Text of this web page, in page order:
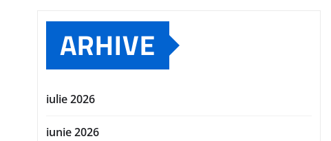
ARHIVE
iulie 2026
iunie 2026